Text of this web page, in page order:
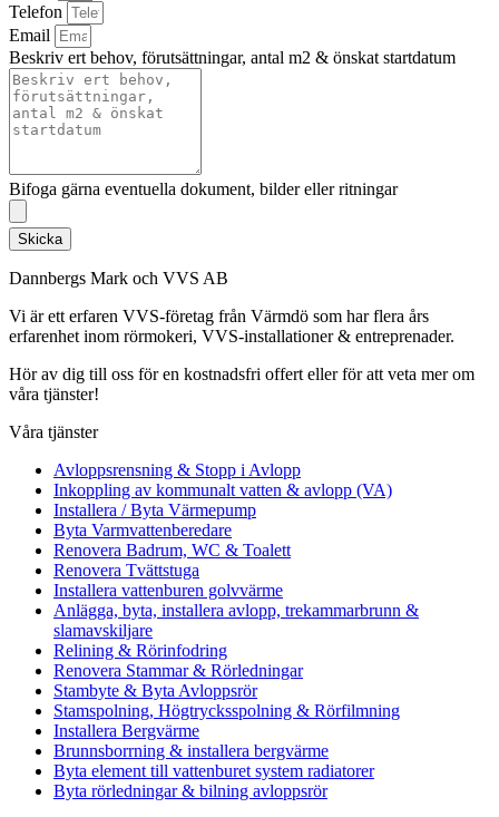
Telefon
Email
Beskriv ert behov, förutsättningar, antal m2 & önskat startdatum
Bifoga gärna eventuella dokument, bilder eller ritningar
Skicka
Dannbergs Mark och VVS AB
Vi är ett erfaren VVS-företag från Värmdö som har flera års
erfarenhet inom rörmokeri, VVS-installationer & entreprenader.
Hör av dig till oss för en kostnadsfri offert eller för att veta mer om
våra tjänster!
Våra tjänster
Avloppsrensning & Stopp i Avlopp
Inkoppling av kommunalt vatten & avlopp (VA)
Installera / Byta Värmepump
Byta Varmvattenberedare
Renovera Badrum, WC & Toalett
Renovera Tvättstuga
Installera vattenburen golvvärme
Anlägga, byta, installera avlopp, trekammarbrunn &
slamavskiljare
Relining & Rörinfodring
Renovera Stammar & Rörledningar
Stambyte & Byta Avloppsrör
Stamspolning, Högtrycksspolning & Rörfilmning
Installera Bergvärme
Brunnsborrning & installera bergvärme
Byta element till vattenburet system radiatorer
Byta rörledningar & bilning avloppsrör